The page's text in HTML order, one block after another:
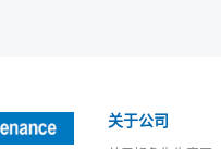
关于公司